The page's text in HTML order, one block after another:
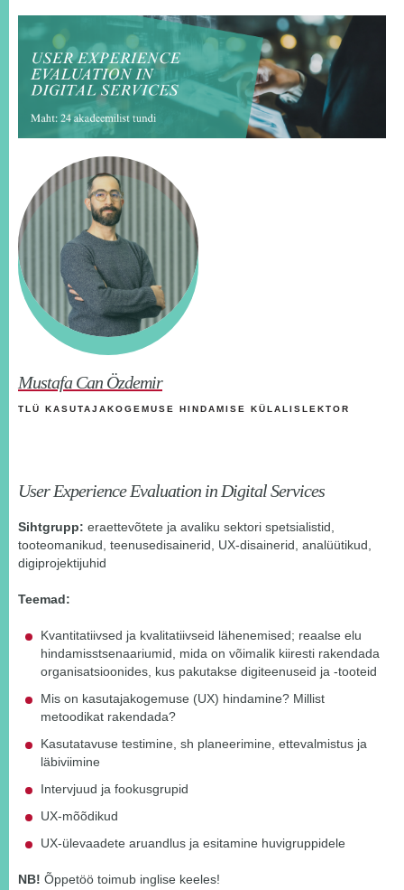
Mustafa Can Özdemir
TLÜ KASUTAJAKOGEMUSE HINDAMISE KÜLALISLEKTOR
User Experience Evaluation in Digital Services
Sihtgrupp: eraettevõtete ja avaliku sektori spetsialistid,
tooteomanikud, teenusedisainerid, UX-disainerid, analüütikud,
digiprojektijuhid
Teemad:
Kvantitatiivsed ja kvalitatiivseid lähenemised; reaalse elu
hindamisstsenaariumid, mida on võimalik kiiresti rakendada
organisatsioonides, kus pakutakse digiteenuseid ja -tooteid
Mis on kasutajakogemuse (UX) hindamine? Millist
metoodikat rakendada?
Kasutatavuse testimine, sh planeerimine, ettevalmistus ja
läbiviimine
Intervjuud ja fookusgrupid
UX-mõõdikud
UX-ülevaadete aruandlus ja esitamine huvigruppidele
NB! Õppetöö toimub inglise keeles!